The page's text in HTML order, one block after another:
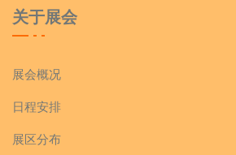
关于展会
展会概况
日程安排
展区分布